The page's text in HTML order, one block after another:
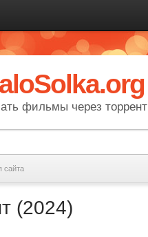
фильмы через торрент
сайта
(2024)